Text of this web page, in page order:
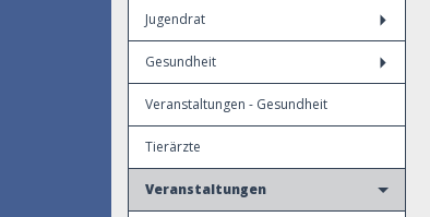
Jugendrat
Gesundheit
Veranstaltungen - Gesundheit
Tierärzte
Veranstaltungen